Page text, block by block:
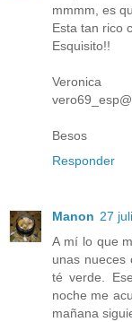
mmmm, es
Esta tan rico
Esquisito!!
Veronica
Besos
Responder
Manon 27
A mí lo que
unas nueces
té verde.
noche me
mañana